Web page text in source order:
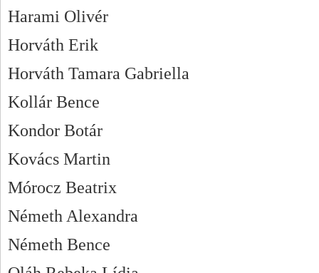
Harami Olivér
Horváth Erik
Horváth Tamara Gabriella
Kollár Bence
Kondor Botár
Kovács Martin
Mórocz Beatrix
Németh Alexandra
Németh Bence